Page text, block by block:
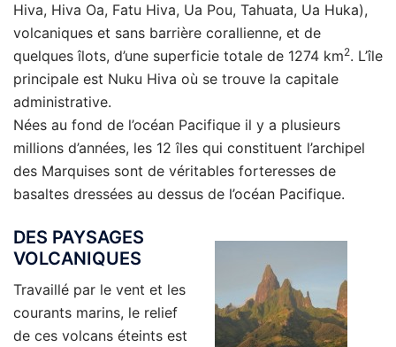
Hiva, Hiva Oa, Fatu Hiva, Ua Pou, Tahuata, Ua Huka),
volcaniques et sans barrière corallienne, et de
quelques îlots, d’une superficie totale de 1274 km2. L’île
principale est Nuku Hiva où se trouve la capitale
administrative.
Nées au fond de l’océan Pacifique il y a plusieurs
millions d’années, les 12 îles qui constituent l’archipel
des Marquises sont de véritables forteresses de
basaltes dressées au dessus de l’océan Pacifique.
DES PAYSAGES
VOLCANIQUES
Travaillé par le vent et les
courants marins, le relief
de ces volcans éteints est